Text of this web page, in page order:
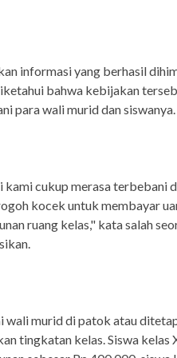
informasi yang berhasil
bahwa kebijakan
para wali murid dan siswanya.
kami cukup merasa terbebani
kocek untuk membayar
ruang kelas," kata salah
wali murid di patok atau
tingkatan kelas. Siswa kelas